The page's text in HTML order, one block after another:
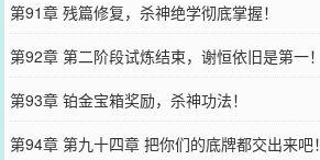
第91章 残篇修复，杀神绝学彻底掌握！
第92章 第二阶段试炼结束，谢恒依旧是第一！
第93章 铂金宝箱奖励，杀神功法！
第94章 第九十四章 把你们的底牌都交出来吧！